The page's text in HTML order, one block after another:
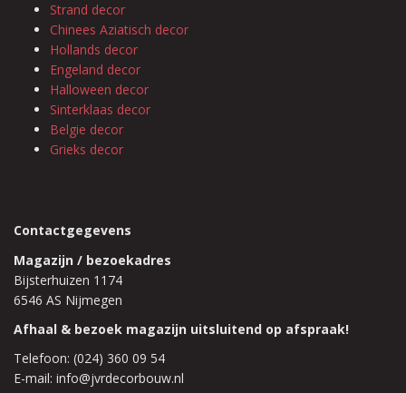
Strand decor
Chinees Aziatisch decor
Hollands decor
Engeland decor
Halloween decor
Sinterklaas decor
Belgie decor
Grieks decor
Contactgegevens
Magazijn / bezoekadres
Bijsterhuizen 1174
6546 AS Nijmegen
Afhaal & bezoek magazijn uitsluitend op afspraak!
Telefoon: (024) 360 09 54
E-mail: info@jvrdecorbouw.nl